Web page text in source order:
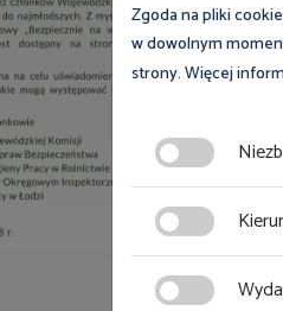
Zgoda na pliki
w dowolnym
strony. Więcej